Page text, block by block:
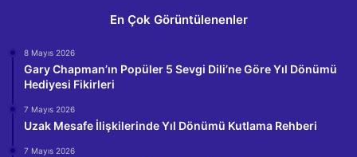
En Çok Görüntülenenler
8 Mayıs 2026
Gary Chapman’ın Popüler 5 Sevgi Dili’ne Göre Yıl Dönümü
Hediyesi Fikirleri
7 Mayıs 2026
Uzak Mesafe İlişkilerinde Yıl Dönümü Kutlama Rehberi
7 Mayıs 2026